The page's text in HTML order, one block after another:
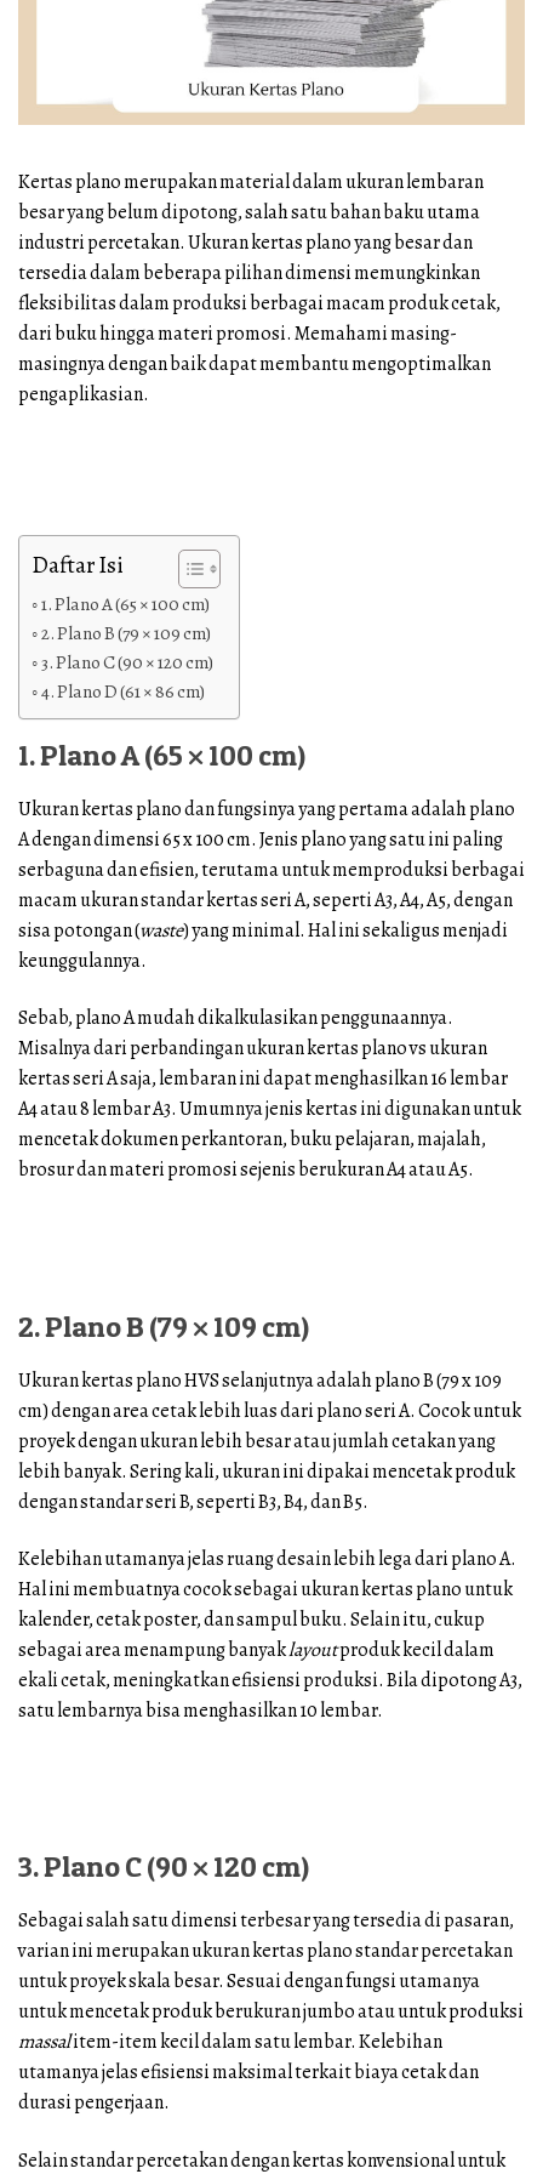
Kelebihan,
Penggunaan
Kertas plano merupakan material dalam ukuran lembaran
besar yang belum dipotong, salah satu bahan baku utama
industri percetakan. Ukuran kertas plano yang besar dan
tersedia dalam beberapa pilihan dimensi memungkinkan
fleksibilitas dalam produksi berbagai macam produk cetak,
dari buku hingga materi promosi. Memahami masing-
masingnya dengan baik dapat membantu mengoptimalkan
pengaplikasian.
Daftar Isi
1. Plano A (65 × 100 cm)
2. Plano B (79 × 109 cm)
3. Plano C (90 × 120 cm)
4. Plano D (61 × 86 cm)
1. Plano A (65 × 100 cm)
Ukuran kertas plano dan fungsinya yang pertama adalah plano
A dengan dimensi 65 x 100 cm. Jenis plano yang satu ini paling
serbaguna dan efisien, terutama untuk memproduksi berbagai
macam ukuran standar kertas seri A, seperti A3, A4, A5, dengan
sisa potongan (waste) yang minimal. Hal ini sekaligus menjadi
keunggulannya.
Sebab, plano A mudah dikalkulasikan penggunaannya.
Misalnya dari perbandingan ukuran kertas plano vs ukuran
kertas seri A saja, lembaran ini dapat menghasilkan 16 lembar
A4 atau 8 lembar A3. Umumnya jenis kertas ini digunakan untuk
mencetak dokumen perkantoran, buku pelajaran, majalah,
brosur dan materi promosi sejenis berukuran A4 atau A5.
2. Plano B (79 × 109 cm)
Ukuran kertas plano HVS selanjutnya adalah plano B (79 x 109
cm) dengan area cetak lebih luas dari plano seri A. Cocok untuk
proyek dengan ukuran lebih besar atau jumlah cetakan yang
lebih banyak. Sering kali, ukuran ini dipakai mencetak produk
dengan standar seri B, seperti B3, B4, dan B5.
Kelebihan utamanya jelas ruang desain lebih lega dari plano A.
Hal ini membuatnya cocok sebagai ukuran kertas plano untuk
kalender, cetak poster, dan sampul buku. Selain itu, cukup
sebagai area menampung banyaklayoutproduk kecil dalam
ekali cetak, meningkatkan efisiensi produksi. Bila dipotong A3,
satu lembarnya bisa menghasilkan 10 lembar.
3. Plano C (90 × 120 cm)
Sebagai salah satu dimensi terbesar yang tersedia di pasaran,
varian ini merupakan ukuran kertas plano standar percetakan
untuk proyek skala besar. Sesuai dengan fungsi utamanya
untuk mencetak produk berukuran jumbo atau untuk produksi
massalitem-item kecil dalam satu lembar. Kelebihan
utamanya jelas efisiensi maksimal terkait biaya cetak dan
durasi pengerjaan.
Selain standar percetakan dengan kertas konvensional untuk